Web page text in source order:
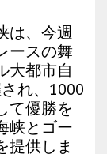
は、今週
ースの舞
大都市自
れ、1000
て優勝を
峡とゴー
提供しま